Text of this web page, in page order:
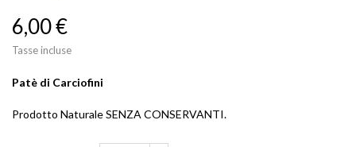
6,00 €
Tasse incluse
Patè di Carciofini
Prodotto Naturale SENZA CONSERVANTI.